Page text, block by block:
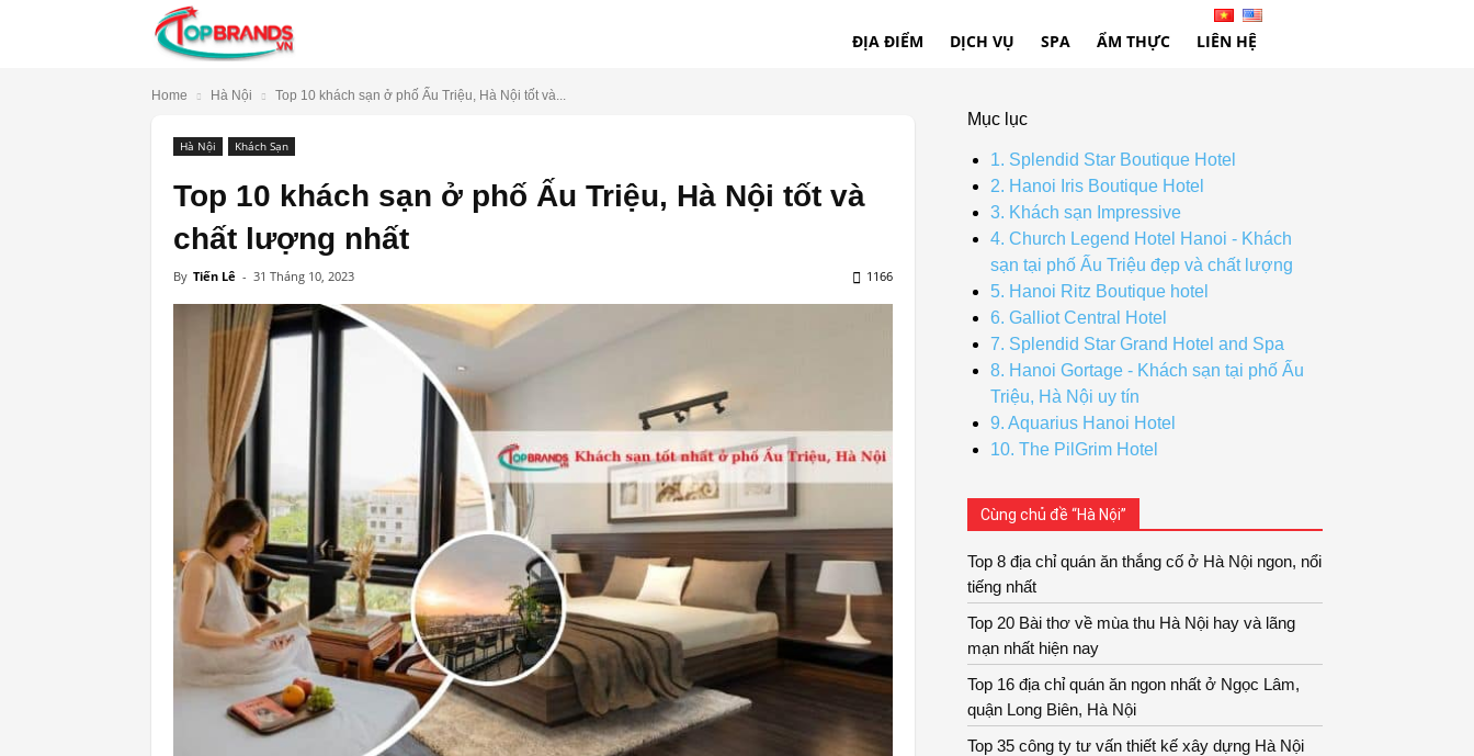
ĐỊA ĐIỂM DỊCH VỤ SPA ẨM THỰC LIÊN HỆ
Home Hà Nội Top 10 khách sạn ở phố Ấu Triệu, Hà Nội tốt và...
Hà Nội Khách Sạn
Top 10 khách sạn ở phố Ấu Triệu, Hà Nội tốt và
chất lượng nhất
By Tiến Lê - 31 Tháng 10, 2023 1166
Mục lục
1. Splendid Star Boutique Hotel
2. Hanoi Iris Boutique Hotel
3. Khách sạn Impressive
4. Church Legend Hotel Hanoi - Khách
sạn tại phố Ấu Triệu đẹp và chất lượng
5. Hanoi Ritz Boutique hotel
6. Galliot Central Hotel
7. Splendid Star Grand Hotel and Spa
8. Hanoi Gortage - Khách sạn tại phố Ấu
Triệu, Hà Nội uy tín
9. Aquarius Hanoi Hotel
10. The PilGrim Hotel
Cùng chủ đề “Hà Nội”
Top 8 địa chỉ quán ăn thắng cố ở Hà Nội ngon, nổi
tiếng nhất
Top 20 Bài thơ về mùa thu Hà Nội hay và lãng
mạn nhất hiện nay
Top 16 địa chỉ quán ăn ngon nhất ở Ngọc Lâm,
quận Long Biên, Hà Nội
Top 35 công ty tư vấn thiết kế xây dựng Hà Nội